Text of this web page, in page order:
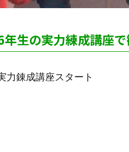
生の実力練成講座
力錬成講座スタート